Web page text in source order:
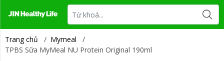
Tin tức Liên hệ
Trang chủ / Mymeal
/
TPBS Sữa MyMeal NU Protein Original 190ml